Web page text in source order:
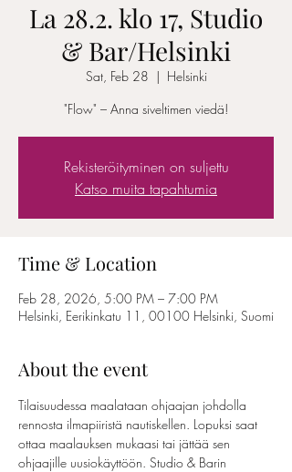
La 28.2. klo 17, Studio
& Bar/Helsinki
Sat, Feb 28
  |
Helsinki
"Flow" – Anna siveltimen viedä!
Rekisteröityminen on suljettu
Katso muita tapahtumia
Time & Location
Feb 28, 2026, 5:00 PM – 7:00 PM
Helsinki, Eerikinkatu 11, 00100 Helsinki, Suomi
About the event
Tilaisuudessa maalataan ohjaajan johdolla
rennosta ilmapiiristä nautiskellen. Lopuksi saat
ottaa maalauksen mukaasi tai jättää sen
ohjaajille uusiokäyttöön. Studio & Barin